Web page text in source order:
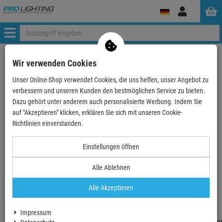
Anmelden
Menü
Weiter einkaufen ProLighting
CONTRIK Power Container
CONTRIK CPC63-C1-C4T3F3-RB - Power Container Xtre…
CONTRIK CPC63-C1-C4T3F3-RB - Power
Container Xtreme Outdoor
Artikel-Nummer:CON1038196
Wir verwenden Cookies
Unser Online-Shop verwendet Cookies, die uns helfen, unser Angebot zu
verbessern und unseren Kunden den bestmöglichen Service zu bieten.
Dazu gehört unter anderem auch personalisierte Werbung. Indem Sie
auf "Akzeptieren" klicken, erklären Sie sich mit unseren Cookie-
Richtlinien einverstanden.
Einstellungen öffnen
Alle Ablehnen
Alle Akzeptieren
Impressum